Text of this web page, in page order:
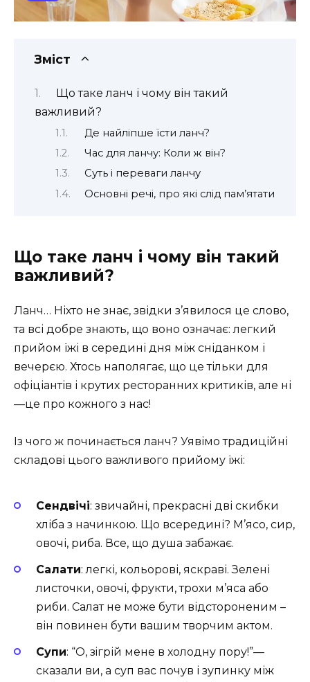
Зміст
Що таке ланч і чому він такий
важливий?
Де найліпше їсти ланч?
Час для ланчу: Коли ж він?
Суть і переваги ланчу
Основні речі, про які слід пам’ятати
Що таке ланч і чому він такий
важливий?
Ланч… Ніхто не знає, звідки з’явилося це слово,
та всі добре знають, що воно означає: легкий
прийом їжі в середині дня між сніданком і
вечерєю. Хтось наполягає, що це тільки для
офіціантів і крутих ресторанних критиків, але ні
—це про кожного з нас!
Із чого ж починається ланч? Уявімо традиційні
складові цього важливого прийому їжі:
Сендвічі: звичайні, прекрасні дві скибки
хліба з начинкою. Що всередині? М’ясо, сир,
овочі, риба. Все, що душа забажає.
Салати: легкі, кольорові, яскраві. Зелені
листочки, овочі, фрукти, трохи м’яса або
риби. Салат не може бути відстороненим –
він повинен бути вашим творчим актом.
Супи: “О, зiгрій мене в холодну пору!”—
сказали ви, а суп вас почув і зупинку між